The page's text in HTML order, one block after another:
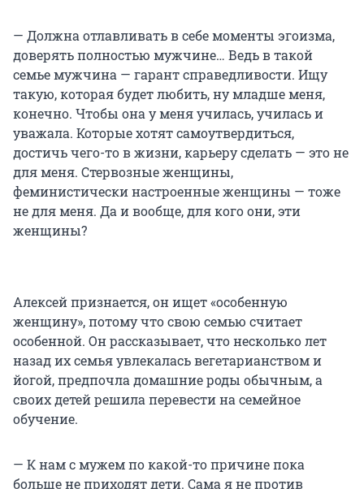
— Должна отлавливать в себе моменты эгоизма,
доверять полностью мужчине… Ведь в такой
семье мужчина — гарант справедливости. Ищу
такую, которая будет любить, ну младше меня,
конечно. Чтобы она у меня училась, училась и
уважала. Которые хотят самоутвердиться,
достичь чего-то в жизни, карьеру сделать — это не
для меня. Стервозные женщины,
феминистически настроенные женщины — тоже
не для меня. Да и вообще, для кого они, эти
женщины?
Алексей признается, он ищет «особенную
женщину», потому что свою семью считает
особенной. Он рассказывает, что несколько лет
назад их семья увлекалась вегетарианством и
йогой, предпочла домашние роды обычным, а
своих детей решила перевести на семейное
обучение.
— К нам с мужем по какой-то причине пока
больше не приходят дети. Сама я не против